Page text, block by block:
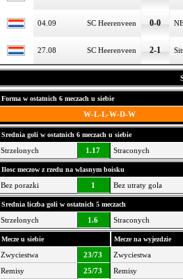
04.09 SC Heerenveen 0-0
27.08 SC Heerenveen 2-1
Forma w ostatnich 6 meczach u siebie
W-L-L-W-D-W
Srednia goli w ostatnich 6 meczach u siebie
Strzelonych 1.17 Straconych
Ilosc meczow z rzedu na wlasnym boisku
Bez porazki 1 Bez utraty gola
Srednia liczba goli w ostatnich 5 meczach
Strzelonych 1.6 Straconych
Mecze u siebie Mecze na wyjezdzie
Zwyciestwa 23/73
Zwyciestwa
Remisy
25/73
Remisy